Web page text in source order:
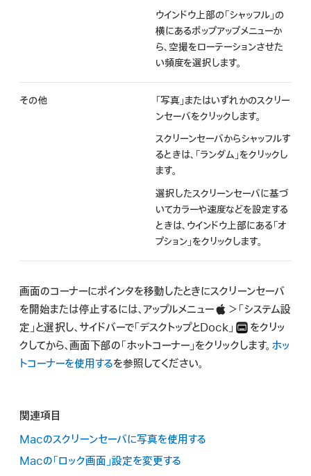
ウインドウ上部の「シャッフル」の
横にあるポップアップメニューか
ら、空撮をローテーションさせた
い頻度を選択します。
その他
「写真」またはいずれかのスクリー
ンセーバをクリックします。
スクリーンセーバからシャッフルす
るときは、「ランダム」をクリックし
ます。
選択したスクリーンセーバに基づ
いてカラーや速度などを設定する
ときは、ウインドウ上部にある「オ
プション」をクリックします。
画面のコーナーにポインタを移動したときにスクリーンセーバ
を開始または停止するには、アップルメニュー
＞「システム設
定」と選択し、サイドバーで「デスクトップとDock」
をクリッ
クしてから、画面下部の「ホットコーナー」をクリックします。 ホッ
トコーナーを使用するを参照してください。
関連項目
Macのスクリーンセーバに写真を使用する
Macの「ロック画面」設定を変更する